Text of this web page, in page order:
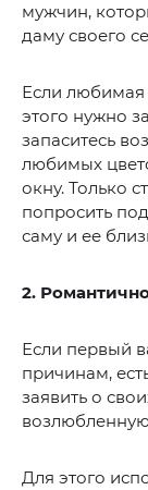
мужчин,
даму своего
Если любимая
этого нужно
запаситесь
любимых
окну. Только
попросить
саму и ее
2.
Если первый
причинам,
заявить о
Для этого